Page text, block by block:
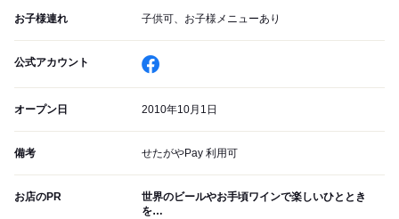
お子様連れ 子供可、お子様メニューあり
公式アカウント
オープン日 2010年10月1日
備考 せたがやPay 利用可
お店のPR
世界のビールやお手頃ワインで楽しいひととき
を…